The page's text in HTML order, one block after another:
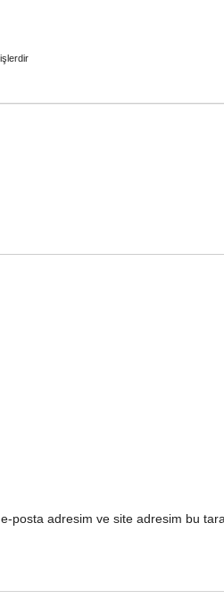
posta adresim ve site adresim bu